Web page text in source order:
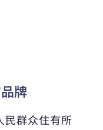
牌
群众住有所